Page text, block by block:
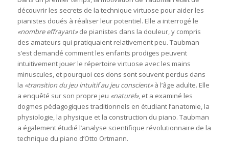
découvrir les secrets de la technique virtuose pour aider les
pianistes doués à réaliser leur potentiel. Elle a interrogé le
«nombre effrayant»de pianistes dans la douleur, y compris
des amateurs qui pratiquaient relativement peu. Taubman
s’est demandé comment les enfants prodiges peuvent
intuitivement jouer le répertoire virtuose avec les mains
minuscules, et pourquoi ces dons sont souvent perdus dans
la «transition du jeu intuitif au jeu conscient»à l’âge adulte. Elle
a enquêté sur son propre jeu «naturel», et a examiné les
dogmes pédagogiques traditionnels en étudiant l’anatomie, la
physiologie, la physique et la construction du piano. Taubman
a également étudié l’analyse scientifique révolutionnaire de la
technique du piano d’Otto Ortmann.